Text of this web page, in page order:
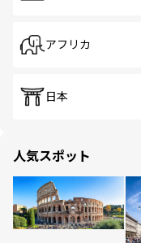
アフリカ
日本
人気スポット